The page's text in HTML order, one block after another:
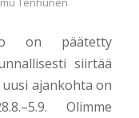
on päätetty
siirtää
ajankohta on
Olimme